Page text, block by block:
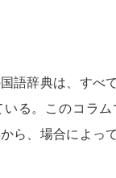
語辞典は、すべ
いる。このコラ
ら、場合によっ